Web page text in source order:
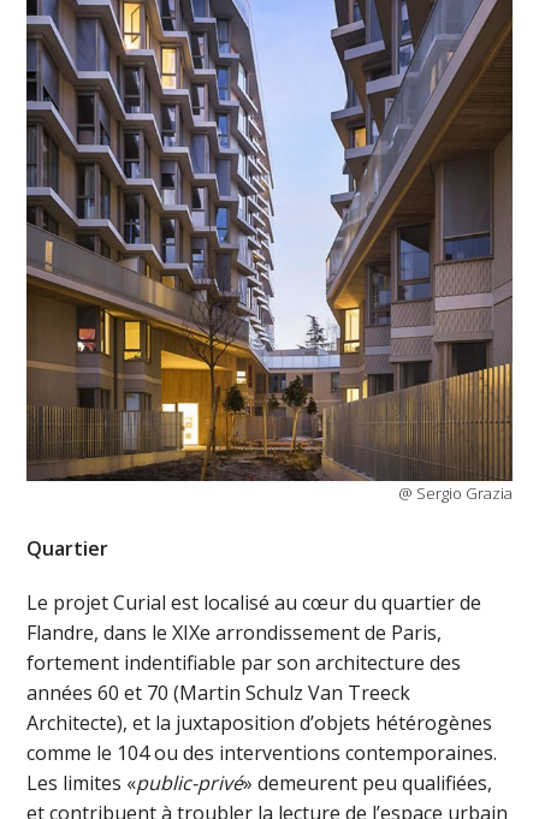
@ Sergio Grazia
Quartier
Le projet Curial est localisé au cœur du quartier de
Flandre, dans le XIXe arrondissement de Paris,
fortement indentifiable par son architecture des
années 60 et 70 (Martin Schulz Van Treeck
Architecte), et la juxtaposition d’objets hétérogènes
comme le 104 ou des interventions contemporaines.
Les limites «public-privé» demeurent peu qualifiées,
et contribuent à troubler la lecture de l’espace urbain